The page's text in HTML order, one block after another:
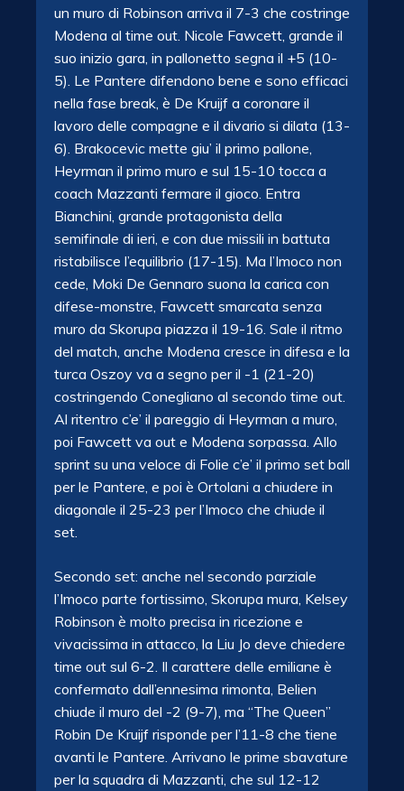
un muro di Robinson arriva il 7-3 che costringe
Modena al time out. Nicole Fawcett, grande il
suo inizio gara, in pallonetto segna il +5 (10-
5). Le Pantere difendono bene e sono efficaci
nella fase break, è De Kruijf a coronare il
lavoro delle compagne e il divario si dilata (13-
6). Brakocevic mette giu’ il primo pallone,
Heyrman il primo muro e sul 15-10 tocca a
coach Mazzanti fermare il gioco. Entra
Bianchini, grande protagonista della
semifinale di ieri, e con due missili in battuta
ristabilisce l’equilibrio (17-15). Ma l’Imoco non
cede, Moki De Gennaro suona la carica con
difese-monstre, Fawcett smarcata senza
muro da Skorupa piazza il 19-16. Sale il ritmo
del match, anche Modena cresce in difesa e la
turca Oszoy va a segno per il -1 (21-20)
costringendo Conegliano al secondo time out.
Al ritentro c’e’ il pareggio di Heyrman a muro,
poi Fawcett va out e Modena sorpassa. Allo
sprint su una veloce di Folie c’e’ il primo set ball
per le Pantere, e poi è Ortolani a chiudere in
diagonale il 25-23 per l’Imoco che chiude il
set.
Secondo set: anche nel secondo parziale
l’Imoco parte fortissimo, Skorupa mura, Kelsey
Robinson è molto precisa in ricezione e
vivacissima in attacco, la Liu Jo deve chiedere
time out sul 6-2. Il carattere delle emiliane è
confermato dall’ennesima rimonta, Belien
chiude il muro del -2 (9-7), ma “The Queen”
Robin De Kruijf risponde per l’11-8 che tiene
avanti le Pantere. Arrivano le prime sbavature
per la squadra di Mazzanti, che sul 12-12